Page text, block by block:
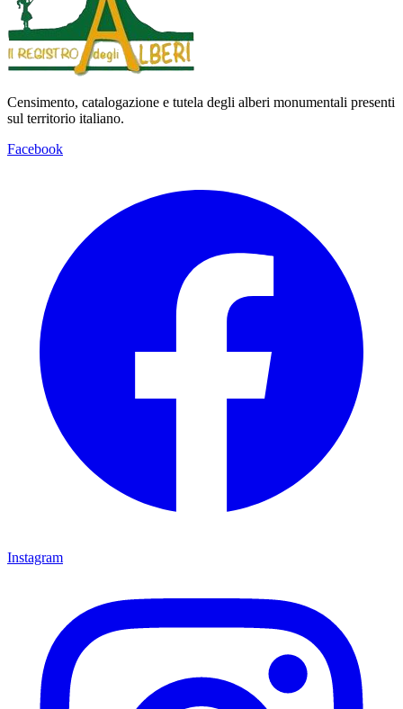
Censimento, catalogazione e tutela degli alberi monumentali presenti
sul territorio italiano.
Facebook
Instagram